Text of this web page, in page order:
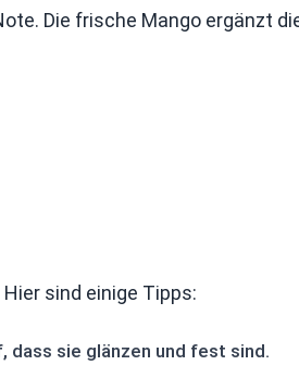
Die frische Mango ergänzt
sind einige Tipps:
dass sie glänzen und fest sind.